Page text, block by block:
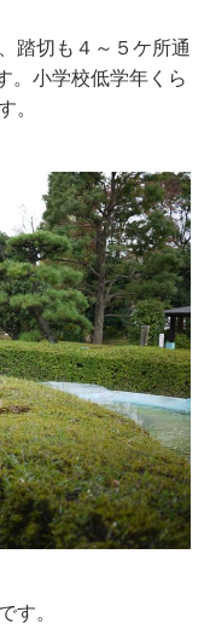
踏切も４～５ケ所通
。小学校低学年くら
。
す。